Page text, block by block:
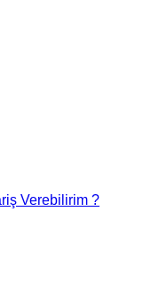
Verebilirim ?